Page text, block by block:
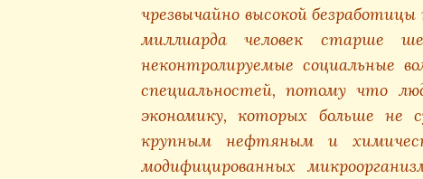
чрезвычайно высокой
миллиарда человек старше
неконтролируемые социальные
специальностей, потому что
экономику, которых больше не
крупным нефтяным и
модифицированных